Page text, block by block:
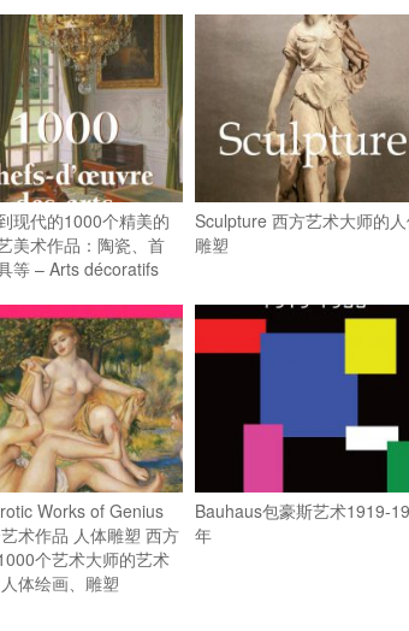
现代的1000个精美的
美术作品：陶瓷、首
等 – Arts décoratifs
Sculpture 西方艺术大师的
雕塑
Works of Genius
术作品 人体雕塑 西方
个艺术大师的艺术
体绘画、雕塑
Bauhaus包豪斯艺术1919-
年